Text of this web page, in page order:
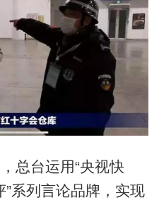
总台运用“央视快
”系列言论品牌，实现